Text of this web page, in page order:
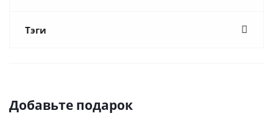
Тэги
Добавьте подарок